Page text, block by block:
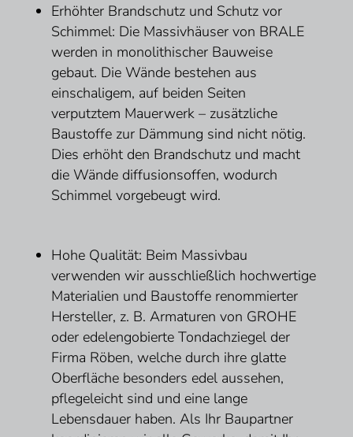
Erhöhter Brandschutz und Schutz vor
Schimmel: Die Massivhäuser von BRALE
werden in monolithischer Bauweise
gebaut. Die Wände bestehen aus
einschaligem, auf beiden Seiten
verputztem Mauerwerk – zusätzliche
Baustoffe zur Dämmung sind nicht nötig.
Dies erhöht den Brandschutz und macht
die Wände diffusionsoffen, wodurch
Schimmel vorgebeugt wird.
Hohe Qualität: Beim Massivbau
verwenden wir ausschließlich hochwertige
Materialien und Baustoffe renommierter
Hersteller, z. B. Armaturen von GROHE
oder edelengobierte Tondachziegel der
Firma Röben, welche durch ihre glatte
Oberfläche besonders edel aussehen,
pflegeleicht sind und eine lange
Lebensdauer haben. Als Ihr Baupartner